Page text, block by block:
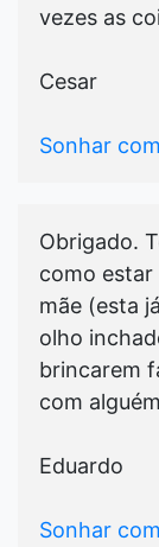
vezes as
Cesar
Sonhar
Obrigado.
como estar
mãe (esta
olho
brincarem
com
Eduardo
Sonhar